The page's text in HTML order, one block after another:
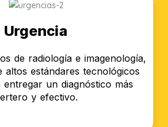
Urgencia
de radiología e imagenología,
altos estándares tecnológicos
entregar un diagnóstico más
y efectivo.